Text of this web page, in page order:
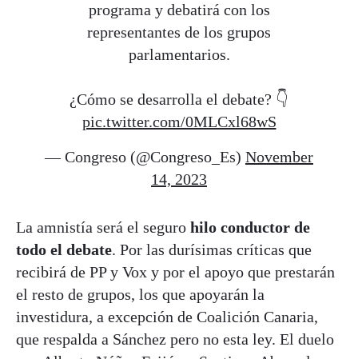
programa y debatirá con los
representantes de los grupos
parlamentarios.
¿Cómo se desarrolla el debate? 👇
pic.twitter.com/0MLCxl68wS
— Congreso (@Congreso_Es) November
14, 2023
La amnistía será el seguro hilo conductor de
todo el debate. Por las durísimas críticas que
recibirá de PP y Vox y por el apoyo que prestarán
el resto de grupos, los que apoyarán la
investidura, a excepción de Coalición Canaria,
que respalda a Sánchez pero no esta ley. El duelo